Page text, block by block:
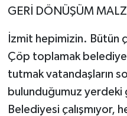
GERİ DÖNÜŞÜM
İzmit hepimizin. Bütün
Çöp toplamak
tutmak vatandaşların
bulunduğumuz
Belediyesi çalışmıyor,